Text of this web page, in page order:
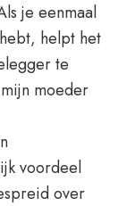
je eenmaal
helpt het
te
moeder
voordeel
over